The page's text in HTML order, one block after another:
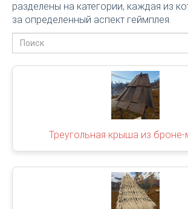
разделены на категории, каждая из
за определенный аспект геймплея.
Треугольная крыша из броне-